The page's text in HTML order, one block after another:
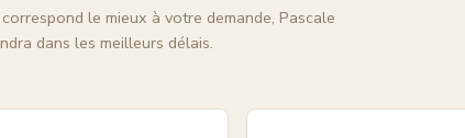
le mieux à votre demande, Pascale
dans les meilleurs délais.